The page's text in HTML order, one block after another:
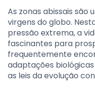
As zonas abissais são
virgens do globo.
pressão extrema, a
fascinantes para
frequentemente
adaptações
as leis da evolução